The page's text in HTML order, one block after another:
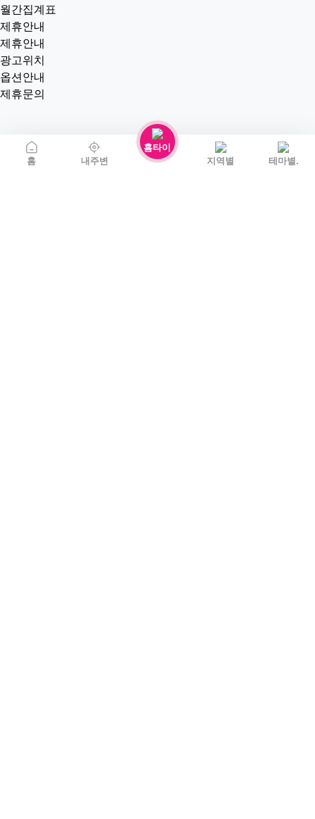
홈 내주변
홈타이
지역별
테마별.
월간집계표
제휴안내
제휴안내
광고위치
옵션안내
제휴문의